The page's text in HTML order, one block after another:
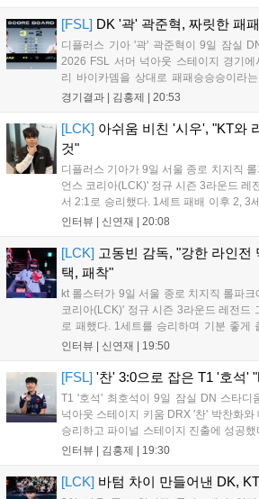
4:1이라는 큰 점수 차이로...
[FSL] DK '곽' 곽준혁, 짜릿한 패
디플러스 기아 '곽' 곽준혁이 9일 잠실
2026 FSL 서머 넉아웃 스테이지 경기에
리 바이카뎀을 상대로 패패승승승이라
전에 성공하며 파이널 스테이지로 향했
로 깔끔한 마무리에 성공했고, '곽...
경기결과 | 김홍제 | 20:53
[LCK] 아쉬움 비친 '시우', "KT와
것"
디플러스 기아가 9일 서울 종로 치지직
언스 코리아(LCK)' 정규 시즌 3라운드 레
서 2:1로 승리했다. 1세트 패배 이후 2, 3
을 거뒀다. 14승을 달성한 디플러스 기아
인터뷰 | 신연재 | 20:08
[LCK] 고동빈 감독, "강한 라인전
택, 패착"
kt 롤스터가 9일 서울 종로 치지직 롤파
코리아(LCK)' 정규 시즌 3라운드 레전드
로 패했다. 1세트를 승리하며 기분 좋게
중심으로 게임을 풀어간 디플러스 기아의
인터뷰 | 신연재 | 19:50
[FSL] '찬' 3:0으로 잡은 T1 '호석'
T1 '호석' 최호석이 9일 잠실 DN 스타디
넉아웃 스테이지 키움 DRX '찬' 박찬화
승리하고 파이널 스테이지 진출에 성공
가 강하지만, 내가 할 것만 잘하면 충분히
인터뷰 | 김홍제 | 19:30
[LCK] 바텀 차이 만들어낸 DK,